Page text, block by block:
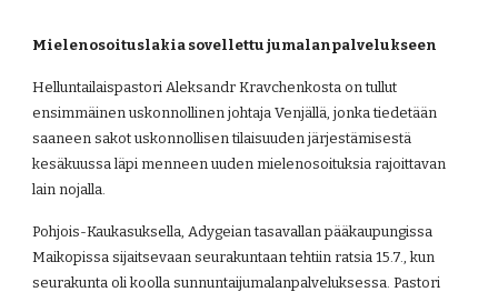
Mielenosoituslakia sovellettu jumalanpalvelukseen
Helluntailaispastori Aleksandr Kravchenkosta on tullut
ensimmäinen uskonnollinen johtaja Venjällä, jonka tiedetään
saaneen sakot uskonnollisen tilaisuuden järjestämisestä
kesäkuussa läpi menneen uuden mielenosoituksia rajoittavan
lain nojalla.
Pohjois-Kaukasuksella, Adygeian tasavallan pääkaupungissa
Maikopissa sijaitsevaan seurakuntaan tehtiin ratsia 15.7., kun
seurakunta oli koolla sunnuntaijumalanpalveluksessa. Pastori